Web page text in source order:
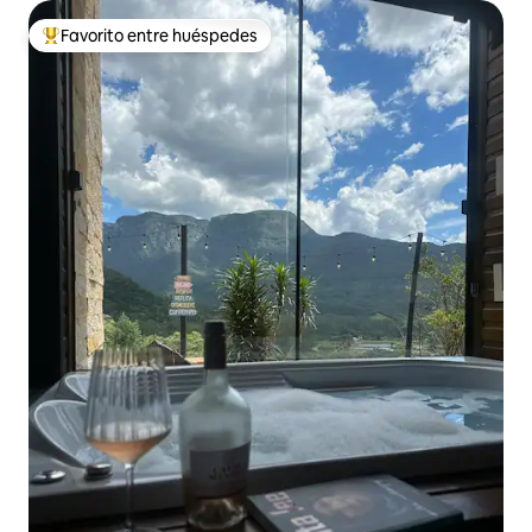
Favorito entre huéspedes preferido
Favorito entre huéspedes